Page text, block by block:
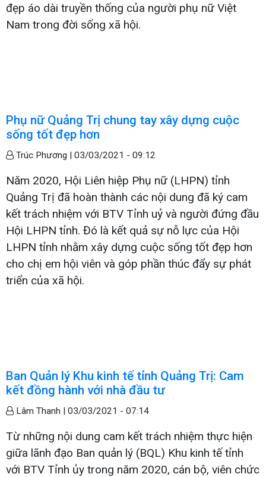
đẹp áo dài truyền thống của người phụ nữ Việt
Nam trong đời sống xã hội.
Phụ nữ Quảng Trị chung tay xây dựng cuộc
sống tốt đẹp hơn
Trúc Phương | 03/03/2021 - 09:12
Năm 2020, Hội Liên hiệp Phụ nữ (LHPN) tỉnh
Quảng Trị đã hoàn thành các nội dung đã ký cam
kết trách nhiệm với BTV Tỉnh uỷ và người đứng đầu
Hội LHPN tỉnh. Đó là kết quả sự nỗ lực của Hội
LHPN tỉnh nhằm xây dựng cuộc sống tốt đẹp hơn
cho chị em hội viên và góp phần thúc đẩy sự phát
triển của xã hội.
Ban Quản lý Khu kinh tế tỉnh Quảng Trị: Cam
kết đồng hành với nhà đầu tư
Lâm Thanh | 03/03/2021 - 07:14
Từ những nội dung cam kết trách nhiệm thực hiện
giữa lãnh đạo Ban quản lý (BQL) Khu kinh tế tỉnh
với BTV Tỉnh ủy trong năm 2020, cán bộ, viên chức